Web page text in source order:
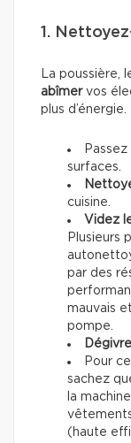
1.
La poussière,
abîmervos
plus d’énergie.
Passez
surfaces.
cuisine.
Videz
Plusieurs
par des
mauvais
pompe.
Pour
sachez
la
(haute